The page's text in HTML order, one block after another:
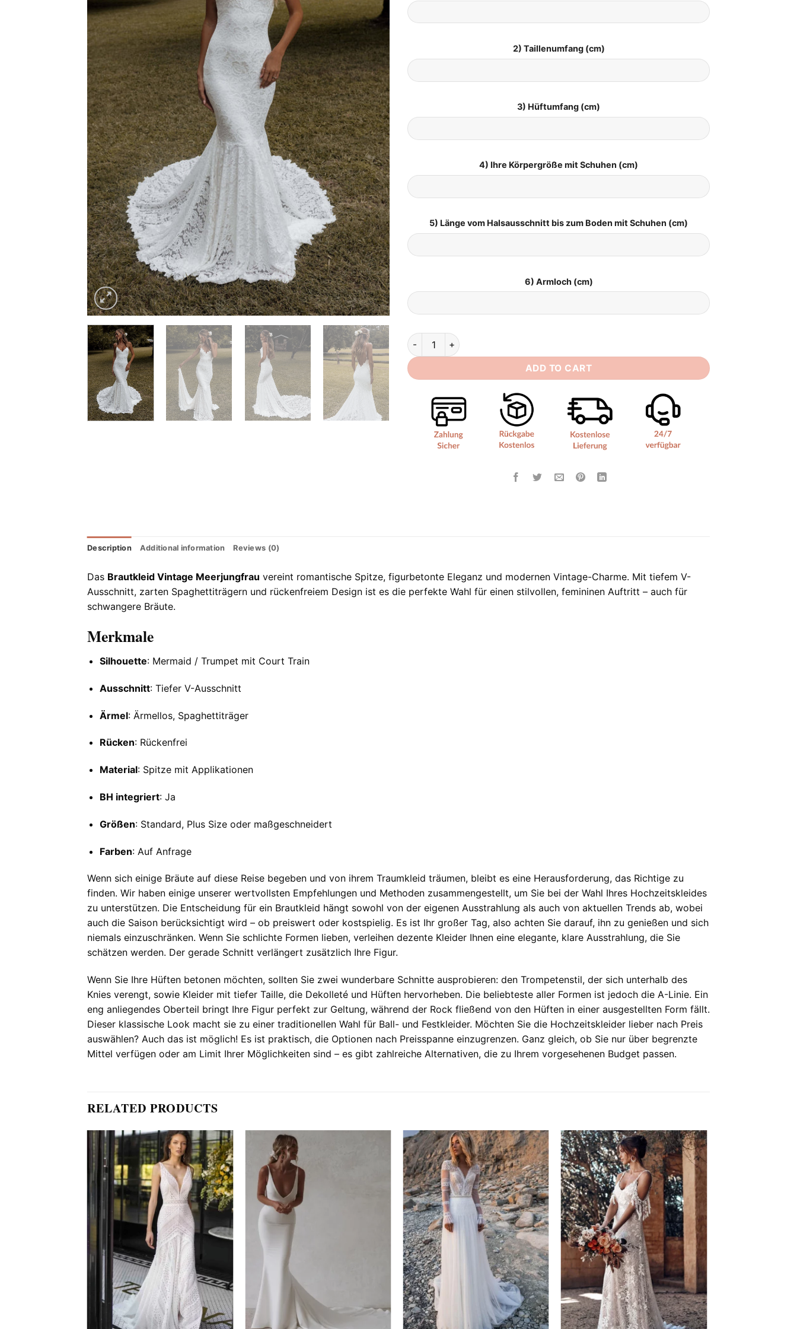
2) Taillenumfang (cm)
3) Hüftumfang (cm)
4) Ihre Körpergröße mit Schuhen (cm)
5) Länge vom Halsausschnitt bis zum Boden mit Schuhen (cm)
6) Armloch (cm)
Brautkleid Vintage Meerjungfrau quantity
ADD TO CART
Description Additional information Reviews (0)
Das Brautkleid Vintage Meerjungfrau vereint romantische Spitze, figurbetonte Eleganz und modernen Vintage-Charme. Mit tiefem V-
Ausschnitt, zarten Spaghettiträgern und rückenfreiem Design ist es die perfekte Wahl für einen stilvollen, femininen Auftritt – auch für
schwangere Bräute.
Merkmale
Silhouette: Mermaid / Trumpet mit Court Train
Ausschnitt: Tiefer V-Ausschnitt
Ärmel: Ärmellos, Spaghettiträger
Rücken: Rückenfrei
Material: Spitze mit Applikationen
BH integriert: Ja
Größen: Standard, Plus Size oder maßgeschneidert
Farben: Auf Anfrage
Wenn sich einige Bräute auf diese Reise begeben und von ihrem Traumkleid träumen, bleibt es eine Herausforderung, das Richtige zu
finden. Wir haben einige unserer wertvollsten Empfehlungen und Methoden zusammengestellt, um Sie bei der Wahl Ihres Hochzeitskleides
zu unterstützen. Die Entscheidung für ein Brautkleid hängt sowohl von der eigenen Ausstrahlung als auch von aktuellen Trends ab, wobei
auch die Saison berücksichtigt wird – ob preiswert oder kostspielig. Es ist Ihr großer Tag, also achten Sie darauf, ihn zu genießen und sich
niemals einzuschränken. Wenn Sie schlichte Formen lieben, verleihen dezente Kleider Ihnen eine elegante, klare Ausstrahlung, die Sie
schätzen werden. Der gerade Schnitt verlängert zusätzlich Ihre Figur.
Wenn Sie Ihre Hüften betonen möchten, sollten Sie zwei wunderbare Schnitte ausprobieren: den Trompetenstil, der sich unterhalb des
Knies verengt, sowie Kleider mit tiefer Taille, die Dekolleté und Hüften hervorheben. Die beliebteste aller Formen ist jedoch die A-Linie. Ein
eng anliegendes Oberteil bringt Ihre Figur perfekt zur Geltung, während der Rock fließend von den Hüften in einer ausgestellten Form fällt.
Dieser klassische Look macht sie zu einer traditionellen Wahl für Ball- und Festkleider. Möchten Sie die Hochzeitskleider lieber nach Preis
auswählen? Auch das ist möglich! Es ist praktisch, die Optionen nach Preisspanne einzugrenzen. Ganz gleich, ob Sie nur über begrenzte
Mittel verfügen oder am Limit Ihrer Möglichkeiten sind – es gibt zahlreiche Alternativen, die zu Ihrem vorgesehenen Budget passen.
RELATED PRODUCTS